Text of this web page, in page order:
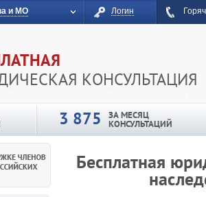
и МО Логин
КОНСУЛЬТАЦИЯ
3 875 ЗА МЕСЯЦ
КОНСУЛЬТАЦИЙ
Бесплатная